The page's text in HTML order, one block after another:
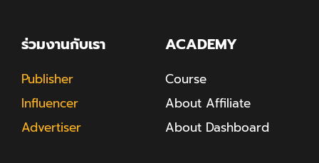
ร่วมงานกับเรา
Publisher
Influencer
Advertiser
ACADEMY
Course
About Affiliate
About Dashboard